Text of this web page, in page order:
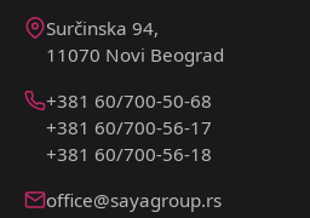
Surčinska 94,
11070 Novi Beograd
+381 60/700-50-68
+381 60/700-56-17
+381 60/700-56-18
office@sayagroup.rs